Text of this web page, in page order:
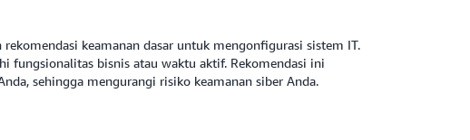
keamanan dasar untuk mengonfigurasi sistem IT.
bisnis atau waktu aktif. Rekomendasi ini
sehingga mengurangi risiko keamanan siber Anda.